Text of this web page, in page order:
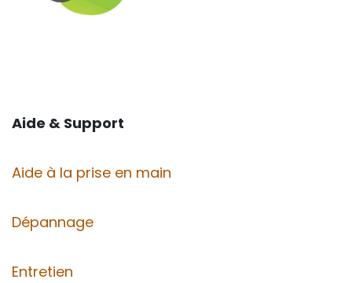
Aide & Support
Aide à la prise en main
Dépannage
Entretien